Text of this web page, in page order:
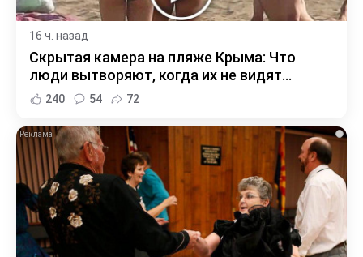
16 ч. назад
Скрытая камера на пляже Крыма: Что
люди вытворяют, когда их не видят...
240 54 72
i